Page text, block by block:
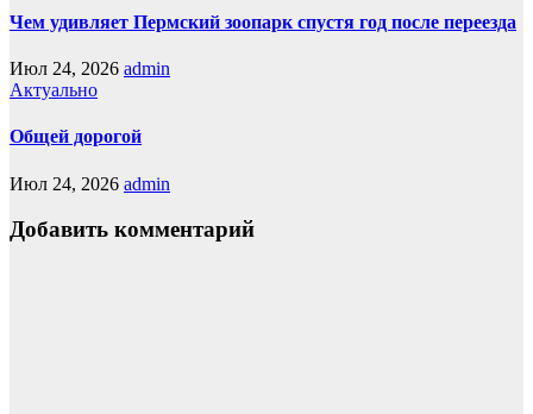
Чем удивляет Пермский зоопарк спустя год после переезда
Июл 24, 2026 admin
Актуально
Общей дорогой
Июл 24, 2026 admin
Добавить комментарий